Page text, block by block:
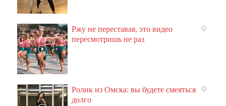
i
Ржу не переставая, это видео
пересмотришь не раз
i
Ролик из Омска: вы будете смеяться
долго